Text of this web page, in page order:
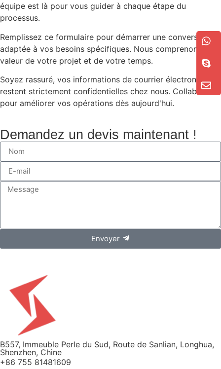
équipe est là pour vous guider à chaque étape du
processus.
Remplissez ce formulaire pour démarrer une conversation
adaptée à vos besoins spécifiques. Nous comprenons la
valeur de votre projet et de votre temps.
Soyez rassuré, vos informations de courrier électronique
restent strictement confidentielles chez nous. Collaborons
pour améliorer vos opérations dès aujourd'hui.
Demandez un devis maintenant !
Envoyer
B557, Immeuble Perle du Sud, Route de Sanlian, Longhua,
Shenzhen, Chine
+86 755 81481609